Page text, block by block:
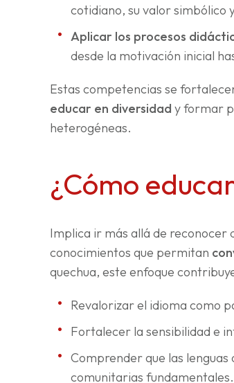
cotidiano, su valor simbólico
Aplicar los procesos
desde la motivación inicial
Estas competencias se
educar en diversidad y formar
heterogéneas.
¿Cómo
Implica ir más allá de reconocer
conocimientos que permitan
quechua, este enfoque
Revalorizar el idioma como
Fortalecer la sensibilidad e
Comprender que las
comunitarias fundamentales.